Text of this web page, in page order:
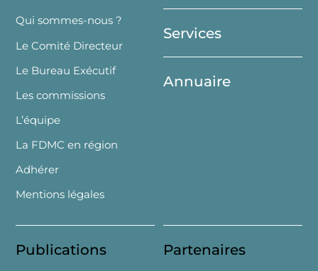
Top
Qui sommes-nous ?
Le Comité Directeur
Le Bureau Exécutif
Les commissions
L’équipe
La FDMC en région
Adhérer
Mentions légales
Services
Annuaire
Publications Partenaires